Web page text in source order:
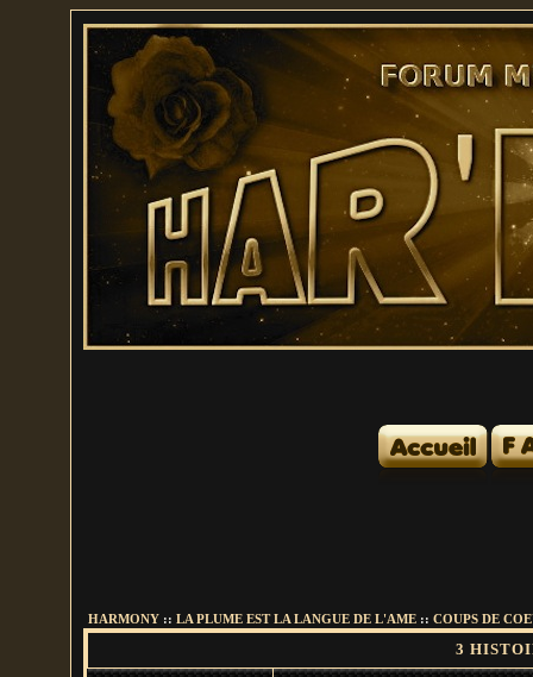
HARMONY :: LA PLUME EST LA LANGUE DE L'AME :: COUPS DE
3